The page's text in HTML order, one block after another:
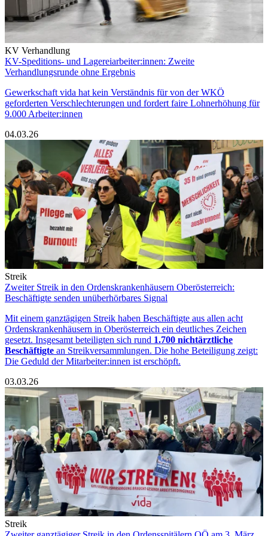
KV Verhandlung
KV-Speditions- und Lagereiarbeiter:innen: Zweite
Verhandlungsrunde ohne Ergebnis
Gewerkschaft vida hat kein Verständnis für von der WKÖ
geforderten Verschlechterungen und fordert faire Lohnerhöhung für
9.000 Arbeiter:innen
04.03.26
Streik
Zweiter Streik in den Ordenskrankenhäusern Oberösterreich:
Beschäftigte senden unüberhörbares Signal
Mit einem ganztägigen Streik haben Beschäftigte aus allen acht
Ordenskrankenhäusern in Oberösterreich ein deutliches Zeichen
gesetzt. Insgesamt beteiligten sich rund 1.700 nichtärztliche
Beschäftigte an Streikversammlungen. Die hohe Beteiligung zeigt:
Die Geduld der Mitarbeiter:innen ist erschöpft.
03.03.26
Streik